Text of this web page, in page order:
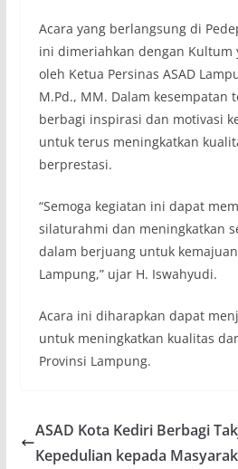
Acara yang berlangsung di
ini dimeriahkan dengan Kultum
oleh Ketua Persinas ASAD
M.Pd., MM. Dalam kesempatan
berbagi inspirasi dan motivasi
untuk terus meningkatkan
berprestasi.
“Semoga kegiatan ini dapat
silaturahmi dan meningkatkan
dalam berjuang untuk
Lampung,” ujar H. Iswahyudi.
Acara ini diharapkan dapat
untuk meningkatkan kualitas
Provinsi Lampung.
ASAD Kota Kediri Berbagi
Kepedulian kepada